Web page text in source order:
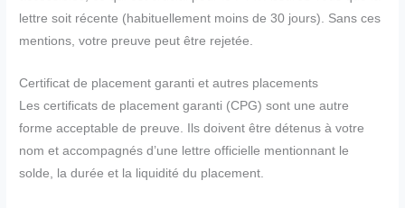
lettre soit récente (habituellement moins de 30 jours). Sans ces
mentions, votre preuve peut être rejetée.
Certificat de placement garanti et autres placements
Les certificats de placement garanti (CPG) sont une autre
forme acceptable de preuve. Ils doivent être détenus à votre
nom et accompagnés d’une lettre officielle mentionnant le
solde, la durée et la liquidité du placement.